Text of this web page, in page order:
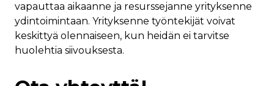
vapauttaa aikaanne ja resurssejanne yrityksenne
ydintoimintaan. Yrityksenne työntekijät voivat
keskittyä olennaiseen, kun heidän ei tarvitse
huolehtia siivouksesta.